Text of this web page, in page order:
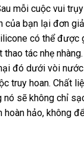
mỗi cuộc vui
của bạn lại đơn
có thể được
tác nhẹ
đó dưới vòi
truy hoan. Chất
sẽ không chỉ
hoàn hảo, không